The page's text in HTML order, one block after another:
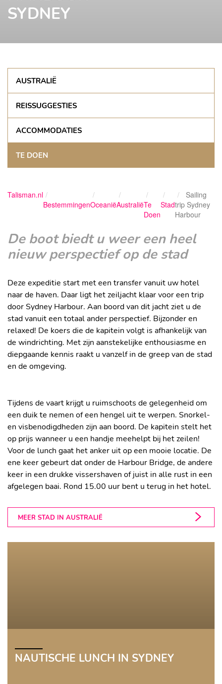
SYDNEY
AUSTRALIË
REISSUGGESTIES
ACCOMMODATIES
TE DOEN
Talisman.nl
BestemmingenOceaniëAustraliëTe
Doen
Stad
Sailing
trip Sydney
Harbour
De boot biedt u weer een heel
nieuw perspectief op de stad
Deze expeditie start met een transfer vanuit uw hotel
naar de haven. Daar ligt het zeiljacht klaar voor een trip
door Sydney Harbour. Aan boord van dit jacht ziet u de
stad vanuit een totaal ander perspectief. Bijzonder en
relaxed! De koers die de kapitein volgt is afhankelijk van
de windrichting. Met zijn aanstekelijke enthousiasme en
diepgaande kennis raakt u vanzelf in de greep van de stad
en de omgeving.
Tijdens de vaart krijgt u ruimschoots de gelegenheid om
een duik te nemen of een hengel uit te werpen. Snorkel-
en visbenodigdheden zijn aan boord. De kapitein stelt het
op prijs wanneer u een handje meehelpt bij het zeilen!
Voor de lunch gaat het anker uit op een mooie locatie. De
ene keer gebeurt dat onder de Harbour Bridge, de andere
keer in een drukke vissershaven of juist in alle rust in een
afgelegen baai. Rond 15.00 uur bent u terug in het hotel.
MEER STAD IN AUSTRALIË
NAUTISCHE LUNCH IN SYDNEY